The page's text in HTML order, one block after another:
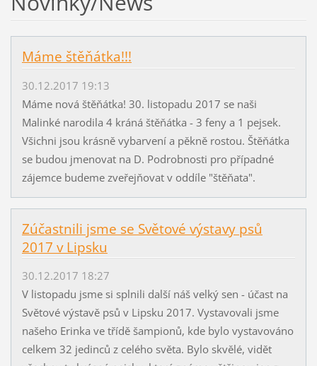
Máme štěňátka!!!
30.12.2017 19:13
Máme nová štěňátka! 30. listopadu 2017 se naši
Malinké narodila 4 kráná štěňátka - 3 feny a 1 pejsek.
Všichni jsou krásně vybarvení a pěkně rostou. Štěňátka
se budou jmenovat na D. Podrobnosti pro případné
zájemce budeme zveřejňovat v oddíle "štěňata".
Zúčastnili jsme se Světové výstavy psů
2017 v Lipsku
30.12.2017 18:27
V listopadu jsme si splnili další náš velký sen - účast na
Světové výstavě psů v Lipsku 2017. Vystavovali jsme
našeho Erinka ve třídě šampionů, kde bylo vystavováno
celkem 32 jedinců z celého světa. Bylo skvělé, vidět